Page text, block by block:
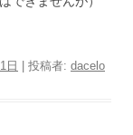
日 投稿者: dacelo